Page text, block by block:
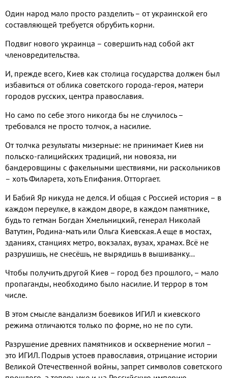
Один народ мало просто разделить – от украинской его
составляющей требуется обрубить корни.
Подвиг нового украинца – совершить над собой акт
членовредительства.
И, прежде всего, Киев как столица государства должен был
избавиться от облика советского города-героя, матери
городов русских, центра православия.
Но само по себе этого никогда бы не случилось –
требовался не просто толчок, а насилие.
От толчка результаты мизерные: не принимает Киев ни
польско-галицийских традиций, ни новояза, ни
бандеровщины с факельными шествиями, ни раскольников
– хоть Филарета, хоть Епифания. Отторгает.
И Бабий Яр никуда не делся. И общая с Россией история – в
каждом переулке, в каждом дворе, в каждом памятнике,
будь то гетман Богдан Хмельницкий, генерал Николай
Ватутин, Родина-мать или Ольга Киевская. А еще в мостах,
зданиях, станциях метро, вокзалах, вузах, храмах. Всё не
разрушишь, не снесёшь, не вырядишь в вышиванку…
Чтобы получить другой Киев – город без прошлого, – мало
пропаганды, необходимо было насилие. И террор в том
числе.
В этом смысле вандализм боевиков ИГИЛ и киевского
режима отличаются только по форме, но не по сути.
Разрушение древних памятников и осквернение могил –
это ИГИЛ. Подрыв устоев православия, отрицание истории
Великой Отечественной войны, запрет символов советского